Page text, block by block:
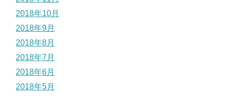
2018年10月
2018年9月
2018年8月
2018年7月
2018年6月
2018年5月